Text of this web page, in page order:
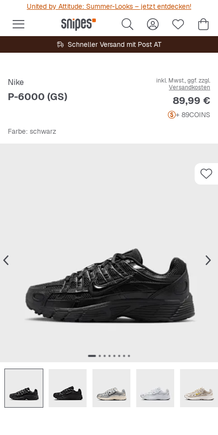
United by Attitude: Summer-Looks – jetzt entdecken!
Schneller Versand mit Post AT
Nike
P-6000 (GS)
inkl. Mwst., ggf. zzgl.
Versandkosten
Preis
89,99 €
+ 89COINS
Farbe: schwarz